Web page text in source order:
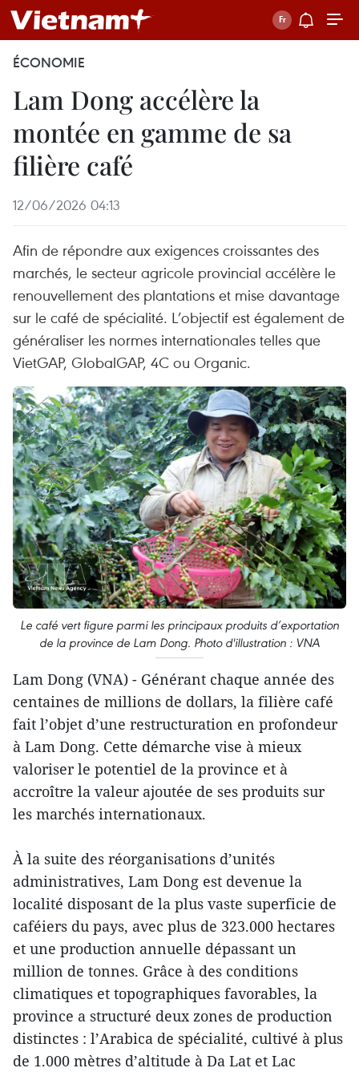
ÉCONOMIE
Lam Dong accélère la
montée en gamme de sa
filière café
12/06/2026 04:13
Afin de répondre aux exigences croissantes des
marchés, le secteur agricole provincial accélère le
renouvellement des plantations et mise davantage
sur le café de spécialité. L’objectif est également de
généraliser les normes internationales telles que
VietGAP, GlobalGAP, 4C ou Organic.
Le café vert figure parmi les principaux produits d’exportation
de la province de Lam Dong. Photo d'illustration : VNA
Lam Dong (VNA) - Générant chaque année des
centaines de millions de dollars, la filière café
fait l’objet d’une restructuration en profondeur
à Lam Dong. Cette démarche vise à mieux
valoriser le potentiel de la province et à
accroître la valeur ajoutée de ses produits sur
les marchés internationaux.
À la suite des réorganisations d’unités
administratives, Lam Dong est devenue la
localité disposant de la plus vaste superficie de
caféiers du pays, avec plus de 323.000 hectares
et une production annuelle dépassant un
million de tonnes. Grâce à des conditions
climatiques et topographiques favorables, la
province a structuré deux zones de production
distinctes : l’Arabica de spécialité, cultivé à plus
de 1.000 mètres d’altitude à Da Lat et Lac